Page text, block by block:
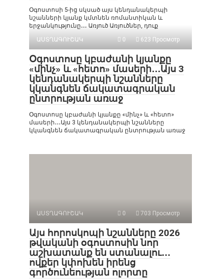
Օգոստոսի 5-ից սկսած այս կենդանակերպի
նշանների կյանք կմտնեն ռոմանտիկան և
երջանկությունը․․․ Առյուծ Առյուծներ, դուք
ԱՍՏՂԱԳՈՒՇԱԿ
0 623 Просмотр
Օգոստոսը կբաժանի կյանքը
«մինչ» և «հետո» մասերի․․․Այս 3
կենդանակերպի նշանները
կկանգնեն ճակատագրական
ընտրության առաջ
Օգոստոսը կբաժանի կյանքը «մինչ» և «հետո»
մասերի․․․Այս 3 կենդանակերպի նշանները
կկանգնեն ճակատագրական ընտրության առաջ
ԱՍՏՂԱԳՈՒՇԱԿ 0 703 Просмотр
Այս հորոսկոպի նշանները 2026
թվականի օգոստոսին նոր
աշխատանք են ստանալու․․․
ովքեր կփոխեն իրենց
գործունեության ոլորտը